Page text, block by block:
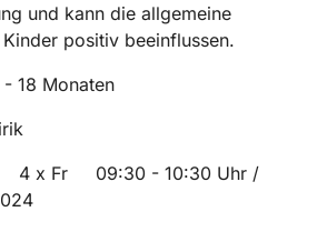
und kann die allgemeine
positiv beeinflussen.
18 Monaten
Fr 09:30 - 10:30 Uhr /